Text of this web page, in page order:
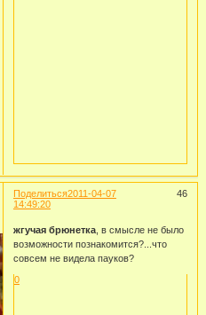
Поделиться 46
2011-04-07
14:49:20
жгучая брюнетка, в смысле не было
возможности познакомится?...что
совсем не видела пауков?
0